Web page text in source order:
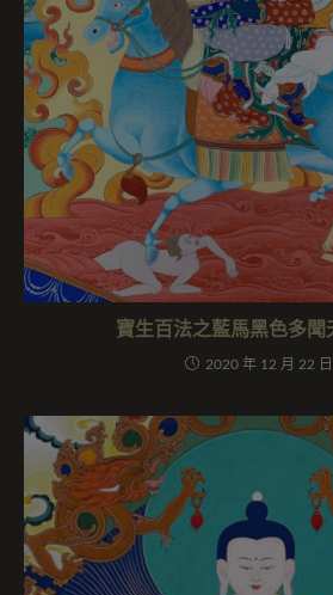
寶生百法之藍馬黑色多聞
2020 年 12 月 22 日